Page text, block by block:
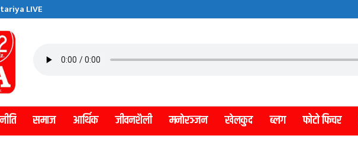
LIVE
समाज आर्थिक जीवनशैली मनाेरञ्जन खेलकुद ब्लग फोटो फिचर